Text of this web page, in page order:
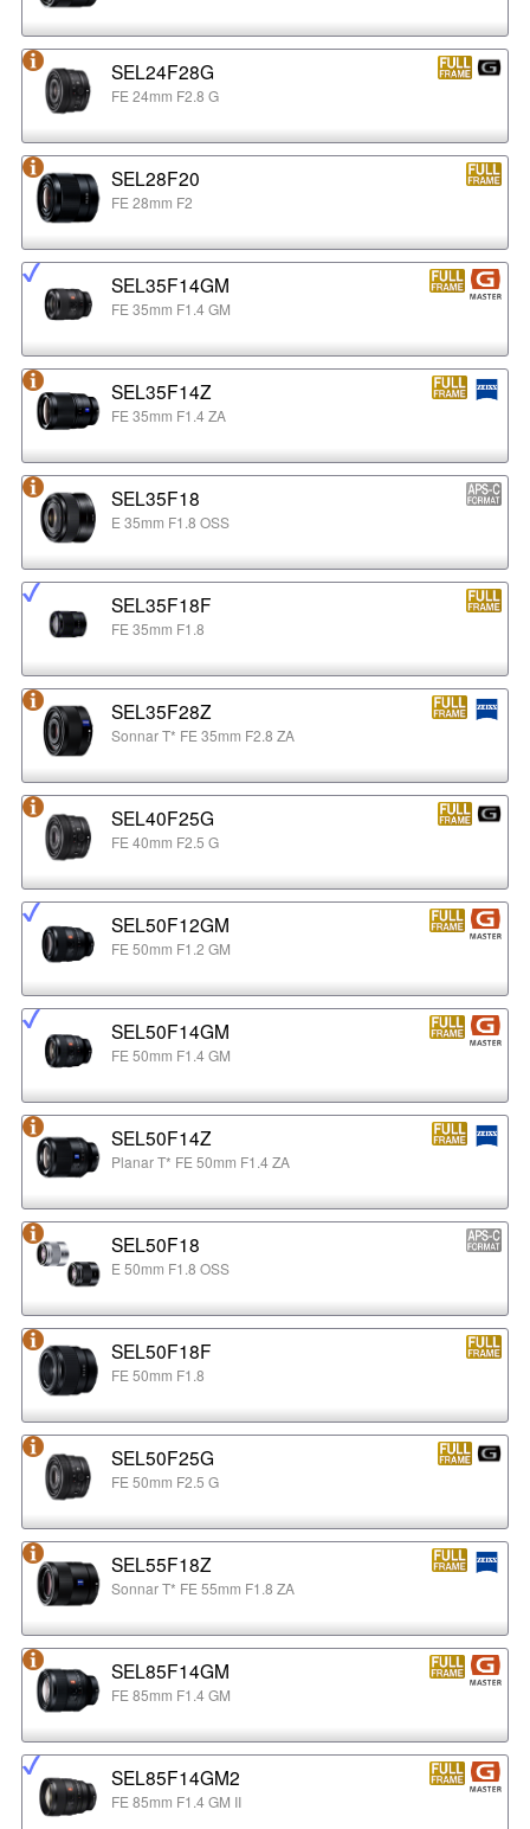
SEL24F28G
FE 24mm F2.8 G
SEL28F20
FE 28mm F2
SEL35F14GM
FE 35mm F1.4 GM
SEL35F14Z
FE 35mm F1.4 ZA
SEL35F18
E 35mm F1.8 OSS
SEL35F18F
FE 35mm F1.8
SEL35F28Z
Sonnar T* FE 35mm F2.8 ZA
SEL40F25G
FE 40mm F2.5 G
SEL50F12GM
FE 50mm F1.2 GM
SEL50F14GM
FE 50mm F1.4 GM
SEL50F14Z
Planar T* FE 50mm F1.4 ZA
SEL50F18
E 50mm F1.8 OSS
SEL50F18F
FE 50mm F1.8
SEL50F25G
FE 50mm F2.5 G
SEL55F18Z
Sonnar T* FE 55mm F1.8 ZA
SEL85F14GM
FE 85mm F1.4 GM
SEL85F14GM2
FE 85mm F1.4 GM II